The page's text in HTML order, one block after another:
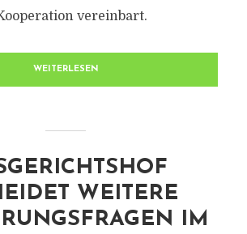
vereinbart.
WEITERLESEN
WEITERE
IM